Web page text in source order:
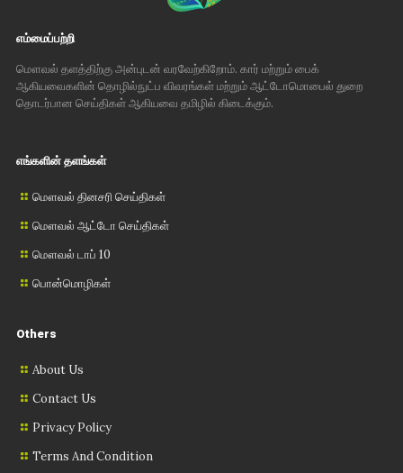
எம்மைப்பற்றி
மௌவல் தளத்திற்கு அன்புடன் வரவேற்கிறோம். கார் மற்றும் பைக்
ஆகியவைகளின் தொழில்நுட்ப விவரங்கள் மற்றும் ஆட்டோமொபைல் துறை
தொடர்பான செய்திகள் ஆகியவை தமிழில் கிடைக்கும்.
எங்களின் தளங்கள்
மௌவல் தினசரி செய்திகள்
மௌவல் ஆட்டோ செய்திகள்
மௌவல் டாப் 10
பொன்மொழிகள்
Others
About Us
Contact Us
Privacy Policy
Terms And Condition